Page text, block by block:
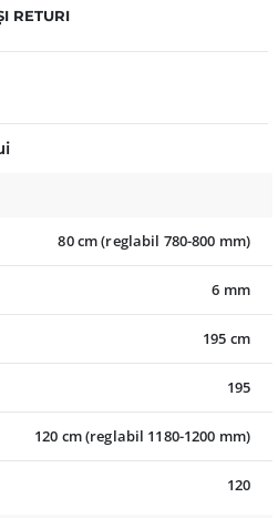
RETURI
80 cm (reglabil 780-800 mm)
6 mm
195 cm
195
120 cm (reglabil 1180-1200 mm)
120